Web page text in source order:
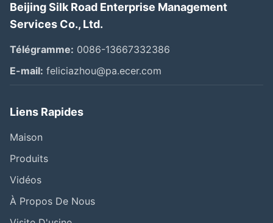
Beijing Silk Road Enterprise Management
Services Co., Ltd.
Télégramme: 0086-13667332386
E-mail: feliciazhou@pa.ecer.com
Liens Rapides
Maison
Produits
Vidéos
À Propos De Nous